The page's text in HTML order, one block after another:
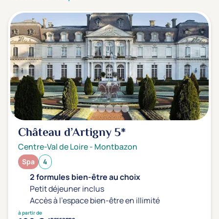
Note de nos clients
D'après notre partenaire Avis-Vérifiés
Parfait: 4.5+
(0)
Excellent: 4+
(1)
Très bien: 3.5+
(0)
Envie de
Bord de mer
Ville
Montagne
Campagne
Château d’Artigny5*
Centre-Val de Loire- Montbazon
Spa 4
2 formules bien-être au choix
Petit déjeuner inclus
Accès à l'espace bien-être en illimité
à partir de